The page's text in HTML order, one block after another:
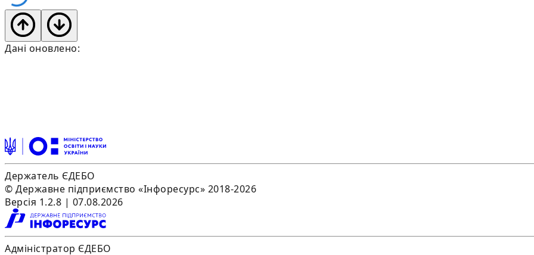
Дані оновлено:
Держатель ЄДЕБО
© Державне підприємство «Інфоресурс» 2018-2026
Версія 1.2.8 | 07.08.2026
Адміністратор ЄДЕБО